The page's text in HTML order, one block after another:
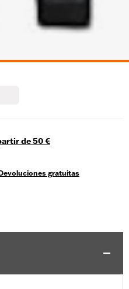
de 50 €
gratuitas